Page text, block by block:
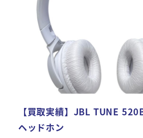
【買取実績】JBL TUNE
ヘッドホン